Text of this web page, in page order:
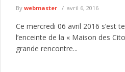
By webmaster avril 6, 2016
Ce mercredi 06 avril 2016 s’est
l’enceinte de la « Maison des
grande rencontre...